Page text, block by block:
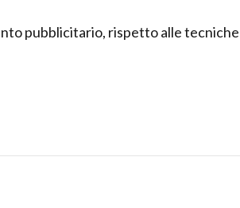
pubblicitario, rispetto alle